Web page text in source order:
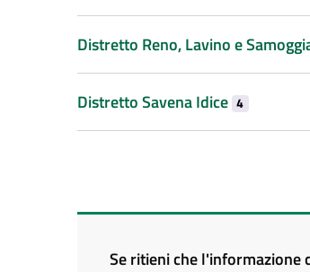
Distretto Reno, Lavino e
Distretto Savena Idice 4
Se ritieni che l'informazione